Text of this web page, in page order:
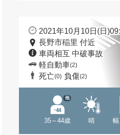
2021年10月10日(日
長野市稲里 付近
車両相互 中破事故
軽自動車(2)
死亡(0) 負傷(2)
35～44歳
他
晴